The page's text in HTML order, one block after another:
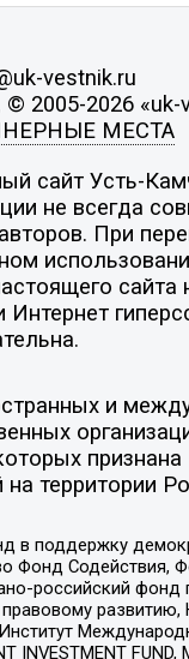
vestnik.ru
2005-2026 «uk-
МЕСТА
сайт Усть-
не всегда
При
сайта
Интернет
и
признана
территории
в поддержку
Фонд Содействия,
российский фонд
развитию,
INVESTMENT